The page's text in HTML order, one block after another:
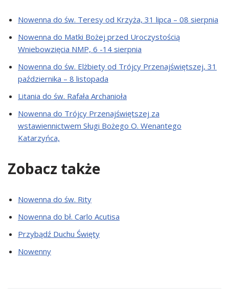
Nowenna do św. Teresy od Krzyża, 31 lipca – 08 sierpnia
Nowenna do Matki Bożej przed Uroczystością
Wniebowzięcia NMP, 6 -14 sierpnia
Nowenna do św. Elżbiety od Trójcy Przenajświętszej, 31
października – 8 listopada
Litania do św. Rafała Archanioła
Nowenna do Trójcy Przenajświętszej za
wstawiennictwem Sługi Bożego O. Wenantego
Katarzyńca,
Zobacz także
Nowenna do św. Rity
Nowenna do bł. Carlo Acutisa
Przybądź Duchu Święty
Nowenny